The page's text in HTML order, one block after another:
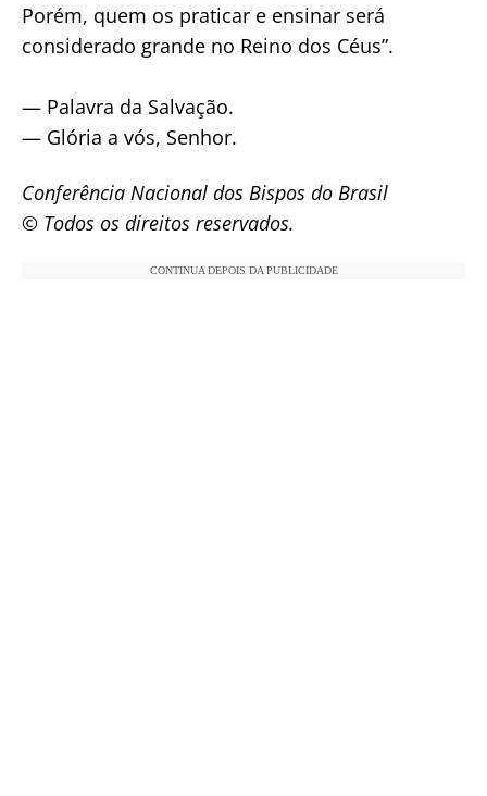
Porém, quem os praticar e ensinar será
considerado grande no Reino dos Céus”.
— Palavra da Salvação.
— Glória a vós, Senhor.
Conferência Nacional dos Bispos do Brasil
© Todos os direitos reservados.
CONTINUA DEPOIS DA PUBLICIDADE